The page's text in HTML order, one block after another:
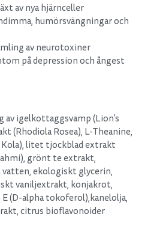
av nya hjärnceller
humörsvängningar och
av neurotoxiner
på depression och ångest
av igelkottaggsvamp (Lion’s
(Rhodiola Rosea), L-Theanine,
Kola), litet tjockblad extrakt
grönt te extrakt,
ekologiskt glycerin,
vaniljextrakt, konjakrot,
(D-alpha tokoferol),kanelolja,
citrus bioflavonoider